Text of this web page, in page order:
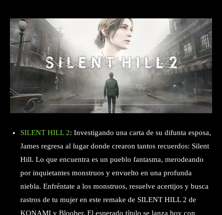
SILENT HILL 2: Investigando una carta de su difunta esposa,
James regresa al lugar donde crearon tantos recuerdos: Silent
Hill. Lo que encuentra es un pueblo fantasma, merodeando
por inquietantes monstruos y envuelto en una profunda
niebla. Enfréntate a los monstruos, resuelve acertijos y busca
rastros de tu mujer en este remake de SILENT HILL 2 de
KONAMI y Bloober. El esperado título se lanza hoy con